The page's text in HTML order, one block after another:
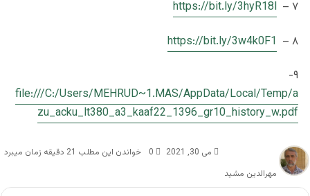
۷ –
https://bit.ly/3hyR18l
۸ –
https://bit.ly/3w4k0F1
۹-
file:///C:/Users/MEHRUD~1.MAS/AppData/Local/Temp/a
zu_acku_lt380_a3_kaaf22_1396_gr10_history_w.pdf
مهرالدین مشید
می 30, 2021 0 خواندن این مطلب 21 دقیقه زمان میبرد